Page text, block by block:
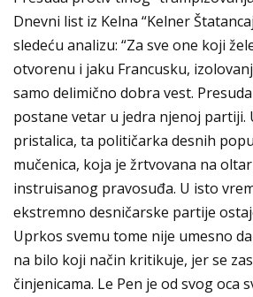
Dnevni list iz Kelna “Kelner
sledeću analizu: “Za sve one koji
otvorenu i jaku Francusku,
samo delimično dobra vest.
postane vetar u jedra njenoj partiji.
pristalica, ta političarka desnih
mučenica, koja je žrtvovana na
instruisanog pravosuđa. U isto
ekstremno desničarske partije
Uprkos svemu tome nije umesno
na bilo koji način kritikuje, jer se
činjenicama. Le Pen je od svog oca